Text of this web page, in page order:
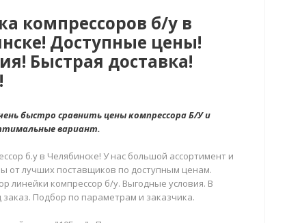
компрессоров б/у в
Доступные цены!
Быстрая доставка!
быстро сравнить цены компрессора Б/У и
вариант.
б.у в Челябинске! У нас большой ассортимент и
от лучших поставщиков по доступным ценам.
линейки компрессор б/у. Выгодные условия. В
заказ. Подбор по параметрам и заказчика.